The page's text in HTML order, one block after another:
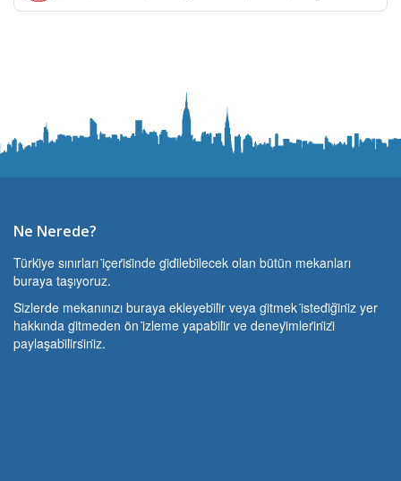
Ne Nerede?
Türki̇ye sınırları i̇çeri̇si̇nde gi̇di̇lebi̇lecek olan bütün mekanları
buraya taşıyoruz.
Si̇zlerde mekanınızı buraya ekleyebi̇li̇r veya gi̇tmek i̇stedi̇ği̇ni̇z yer
hakkında gi̇tmeden ön i̇zleme yapabi̇li̇r ve deneyi̇mleri̇ni̇zi̇
paylaşabi̇li̇rsi̇ni̇z.